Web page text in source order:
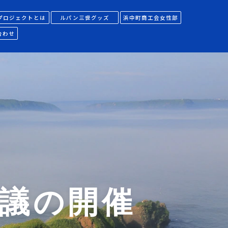
ロジェクトとは ルパン三世グッズ 浜中町商工会女性部
わせ
の開催